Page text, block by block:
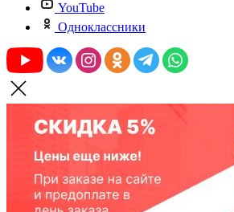
YouTube
Одноклассники